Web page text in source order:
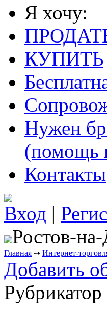
Я хочу:
КУПИТЬ
Нужен
(помощь
Контакты
Вход |
Ростов-
Главная ➙ Интернет-
Добавить
Рубрикатор